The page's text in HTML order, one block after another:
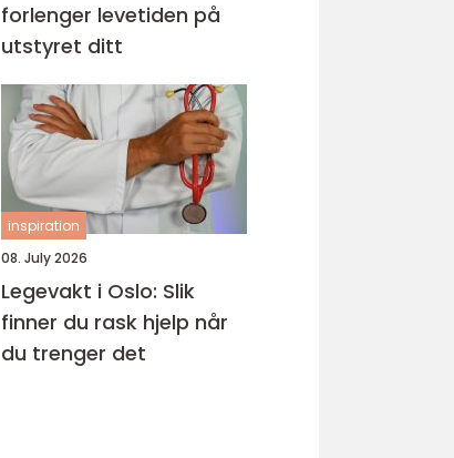
forlenger levetiden på
utstyret ditt
inspiration
08. July 2026
Legevakt i Oslo: Slik
finner du rask hjelp når
du trenger det